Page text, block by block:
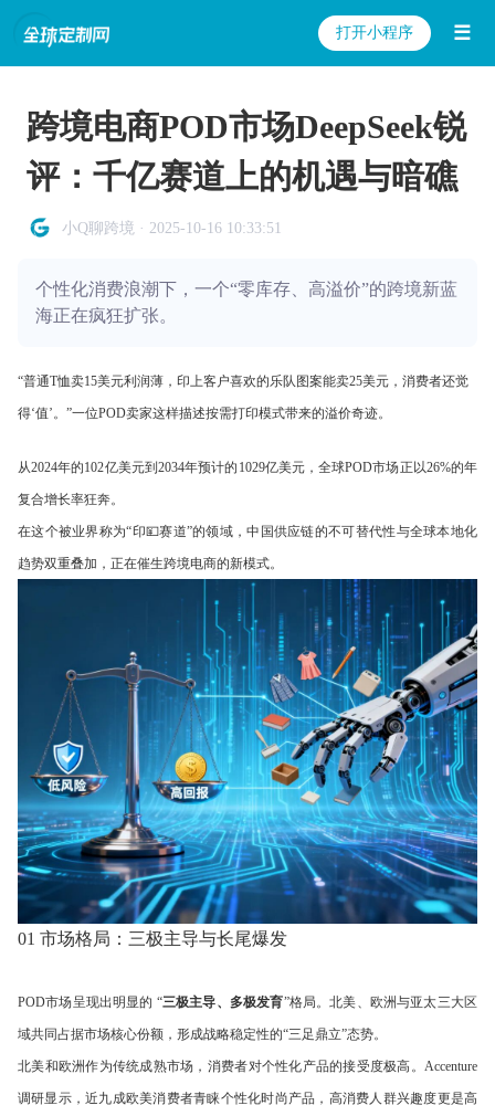
打开小程序 ☰
跨境电商POD市场DeepSeek锐
评：千亿赛道上的机遇与暗礁
小Q聊跨境 · 2025-10-16 10:33:51
个性化消费浪潮下，一个“零库存、高溢价”的跨境新蓝
海正在疯狂扩张。
“普通T恤卖15美元利润薄，印上客户喜欢的乐队图案能卖25美元，消费者还觉
得‘值’。”一位POD卖家这样描述按需打印模式带来的溢价奇迹。
从2024年的102亿美元到2034年预计的1029亿美元，全球POD市场正以26%的年
复合增长率狂奔。
在这个被业界称为“印💴赛道”的领域，中国供应链的不可替代性与全球本地化
趋势双重叠加，正在催生跨境电商的新模式。
01 市场格局：三极主导与长尾爆发
POD市场呈现出明显的 “三极主导、多极发育”格局。北美、欧洲与亚太三大区
域共同占据市场核心份额，形成战略稳定性的“三足鼎立”态势。
北美和欧洲作为传统成熟市场，消费者对个性化产品的接受度极高。Accenture
调研显示，近九成欧美消费者青睐个性化时尚产品，高消费人群兴趣度更是高